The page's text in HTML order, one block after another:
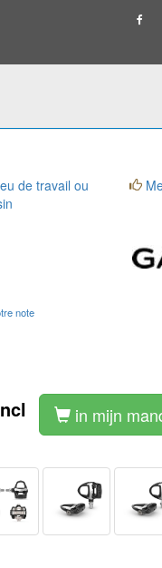
de travail ou
note
in mijn